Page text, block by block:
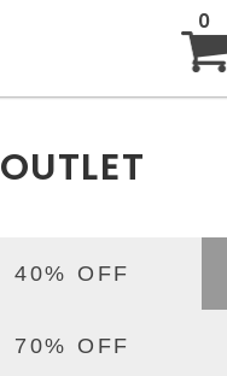
0
ABOUT
BRAND
OUTLET
40% OFF
70% OFF